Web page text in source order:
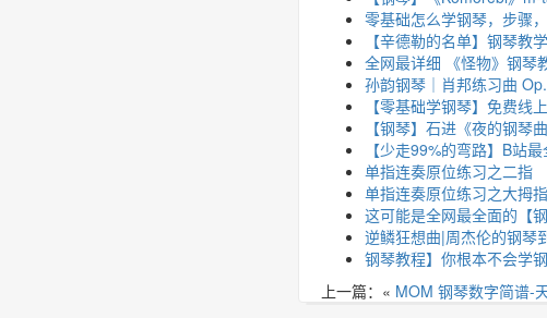
零基础怎么学钢琴，步骤
【辛德勒的名单】钢琴教
全网最详细 《怪物》钢琴
孙韵钢琴｜肖邦练习曲
【零基础学钢琴】免费
【钢琴】石进《夜的钢琴
【少走99%的弯路】B站
单指连奏原位练习之二指
单指连奏原位练习之大拇指
这可能是全网最全面的【
逆鳞狂想曲|周杰伦的钢琴
钢琴教程】你根本不会学
上一篇：« MOM 钢琴数字简谱-